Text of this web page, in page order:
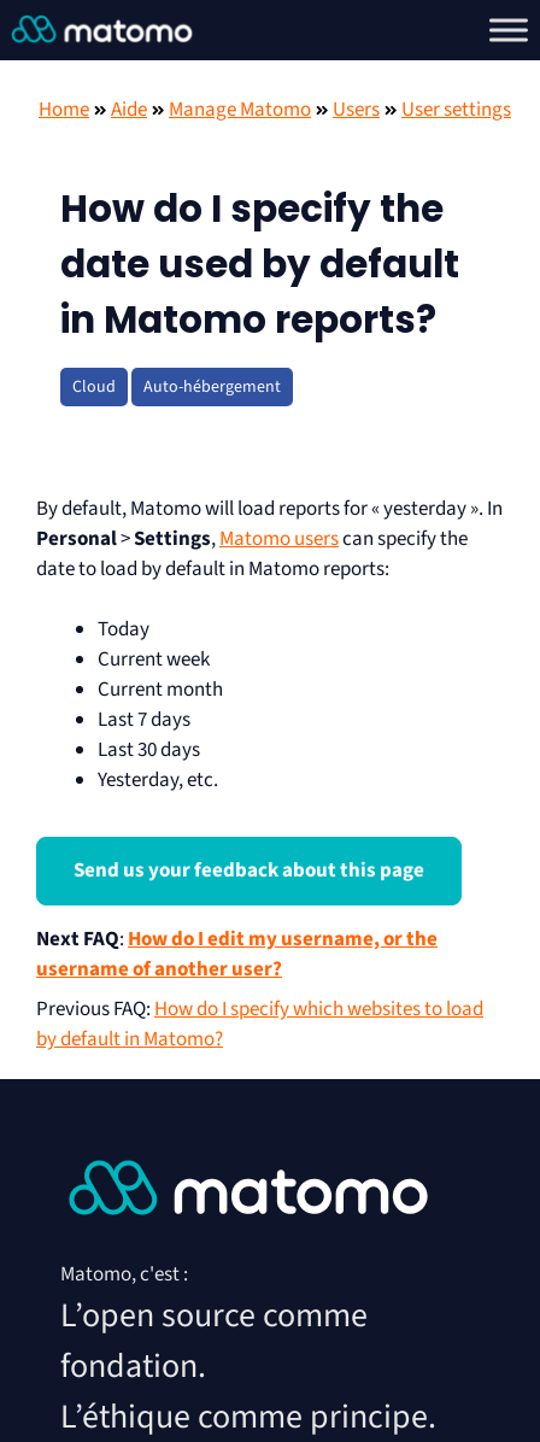
Home Aide Manage Matomo Users User settings
How do I specify the
date used by default
in Matomo reports?
Cloud Auto-hébergement
By default, Matomo will load reports for « yesterday ». In
Personal>Settings,Matomo userscan specify the
date to load by default in Matomo reports:
Today
Current week
Current month
Last 7 days
Last 30 days
Yesterday, etc.
Send us your feedback about this page
Next FAQ:How do I edit my username, or the
username of another user?
Previous FAQ:How do I specify which websites to load
by default in Matomo?
Matomo, c'est :
L’open source comme
fondation.
L’éthique comme principe.